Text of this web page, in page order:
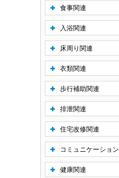
食事関連
入浴関連
床周り関連
衣類関連
歩行補助関連
排泄関連
住宅改修関連
コミュニケーション
健康関連